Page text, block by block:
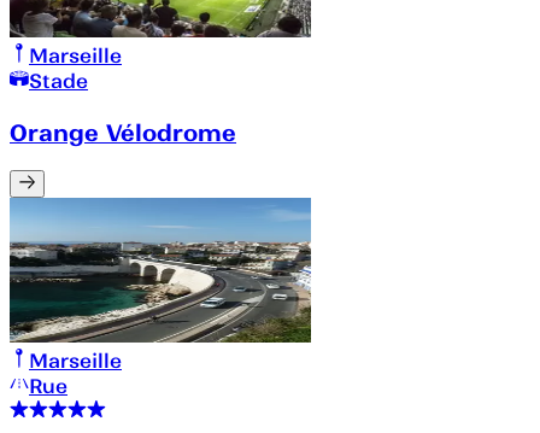
Marseille
Stade
Orange Vélodrome
Marseille
Rue